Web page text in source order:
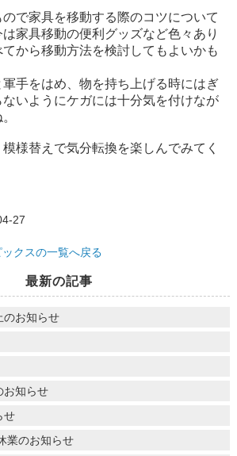
で家具を移動する際のコツについて
家具移動の便利グッズなど色々あり
から移動方法を検討してもよいかも
手をはめ、物を持ち上げる時にはぎ
いようにケガには十分気を付けなが
様替えで気分転換を楽しんでみてく
27
クスの一覧へ戻る
最新の記事
のお知らせ
お知らせ
せ
業のお知らせ